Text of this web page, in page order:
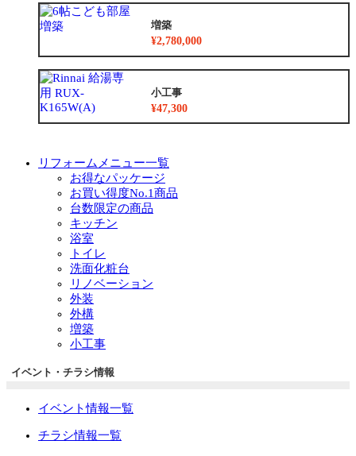
増築
¥2,780,000
小工事
¥47,300
リフォームメニュー一覧
お得なパッケージ
お買い得度No.1商品
台数限定の商品
キッチン
浴室
トイレ
洗面化粧台
リノベーション
外装
外構
増築
小工事
イベント・チラシ情報
イベント情報一覧
チラシ情報一覧